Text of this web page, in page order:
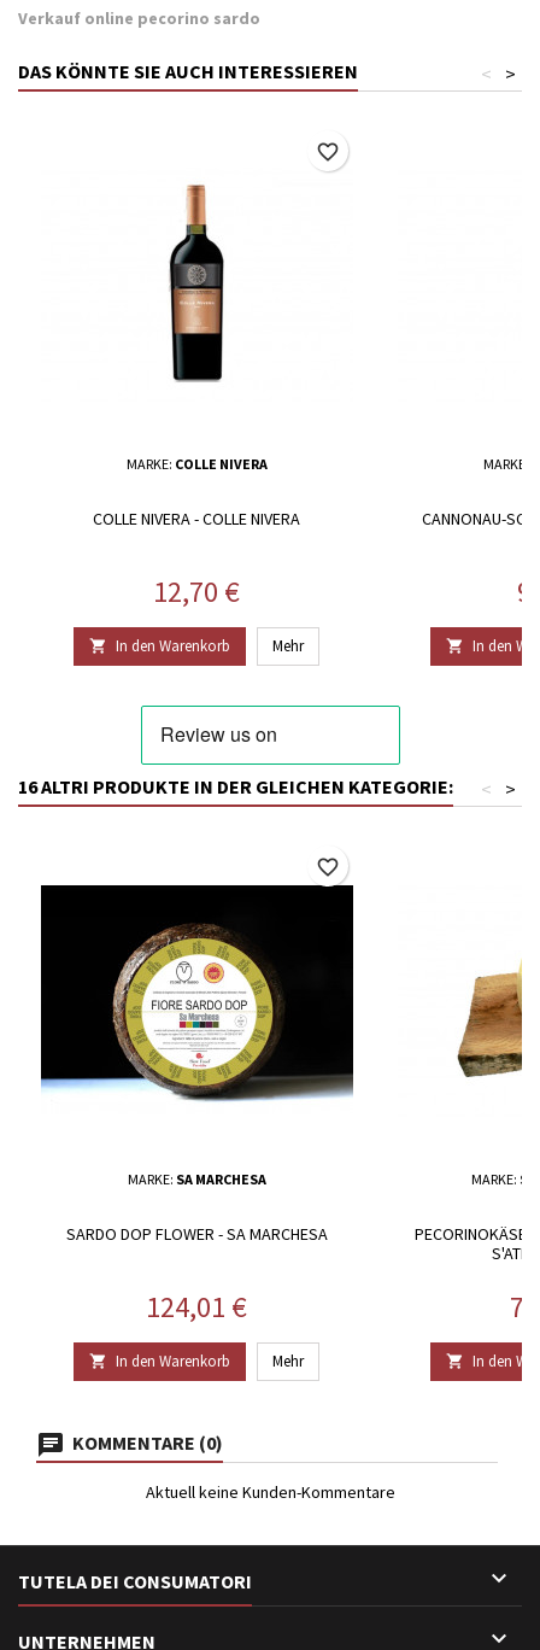
Verkauf online pecorino sardo
DAS KÖNNTE SIE AUCH INTERESSIEREN >
<
MARKE: COLLE NIVERA
COLLE NIVERA - COLLE NIVERA
Preis
12,70 €
 In den Warenkorb Mehr
favorite_border
MARKE:
CANNONAU-
 In den
16 ALTRI PRODUKTE IN DER GLEICHEN KATEGORIE: >
<
MARKE: SA MARCHESA
SARDO DOP FLOWER - SA MARCHESA
Preis
124,01 €
 In den Warenkorb Mehr
favorite_border
MARKE:
PECORINOKÄSE
 In den
KOMMENTARE (0)
Aktuell keine Kunden-Kommentare
TUTELA DEI CONSUMATORI 
UNTERNEHMEN 